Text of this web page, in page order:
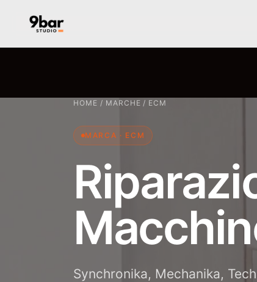
HOME / MARCHE / ECM
MARCA · ECM
Synchronika, Mechanika,